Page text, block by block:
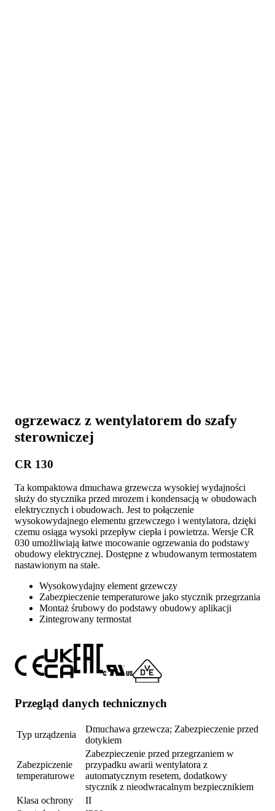
ogrzewacz z wentylatorem do szafy
sterowniczej
CR 130
Ta kompaktowa dmuchawa grzewcza wysokiej wydajności
służy do stycznika przed mrozem i kondensacją w obudowach
elektrycznych i obudowach. Jest to połączenie
wysokowydajnego elementu grzewczego i wentylatora, dzięki
czemu osiąga wysoki przepływ ciepła i powietrza. Wersje CR
030 umożliwiają łatwe mocowanie ogrzewania do podstawy
obudowy elektrycznej. Dostępne z wbudowanym termostatem
nastawionym na stałe.
Wysokowydajny element grzewczy
Zabezpieczenie temperaturowe jako stycznik przegrzania
Montaż śrubowy do podstawy obudowy aplikacji
Zintegrowany termostat
Przegląd danych technicznych
Typ urządzenia
Dmuchawa grzewcza; Zabezpieczenie przed
dotykiem
Zabezpiczenie
temperaturowe
Zabezpieczenie przed przegrzaniem w
przypadku awarii wentylatora z
automatycznym resetem, dodatkowy
stycznik z nieodwracalnym bezpiecznikiem
Klasa ochrony
II